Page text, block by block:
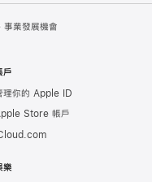
業發展機會
戶
理你的 Apple ID
Store 帳戶
樂